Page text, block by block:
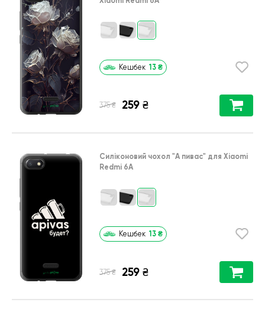
Кешбек 13 ₴
375 ₴ 259 ₴
Силіконовий чохол "А пивас" для Xiaomi
Redmi 6A
Кешбек 13 ₴
375 ₴ 259 ₴